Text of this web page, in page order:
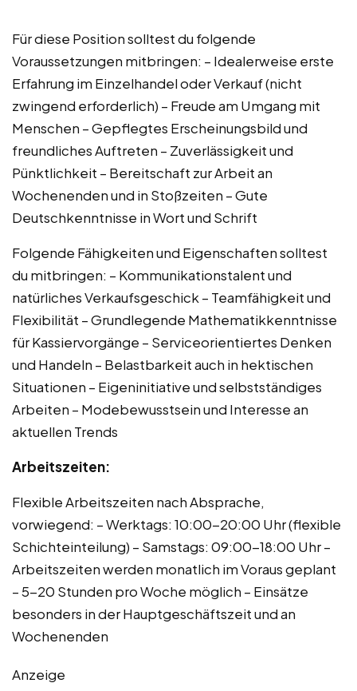
Für diese Position solltest du folgende
Voraussetzungen mitbringen: – Idealerweise erste
Erfahrung im Einzelhandel oder Verkauf (nicht
zwingend erforderlich) – Freude am Umgang mit
Menschen – Gepflegtes Erscheinungsbild und
freundliches Auftreten – Zuverlässigkeit und
Pünktlichkeit – Bereitschaft zur Arbeit an
Wochenenden und in Stoßzeiten – Gute
Deutschkenntnisse in Wort und Schrift
Folgende Fähigkeiten und Eigenschaften solltest
du mitbringen: – Kommunikationstalent und
natürliches Verkaufsgeschick – Teamfähigkeit und
Flexibilität – Grundlegende Mathematikkenntnisse
für Kassiervorgänge – Serviceorientiertes Denken
und Handeln – Belastbarkeit auch in hektischen
Situationen – Eigeninitiative und selbstständiges
Arbeiten – Modebewusstsein und Interesse an
aktuellen Trends
Arbeitszeiten:
Flexible Arbeitszeiten nach Absprache,
vorwiegend: – Werktags: 10:00-20:00 Uhr (flexible
Schichteinteilung) – Samstags: 09:00-18:00 Uhr –
Arbeitszeiten werden monatlich im Voraus geplant
– 5-20 Stunden pro Woche möglich – Einsätze
besonders in der Hauptgeschäftszeit und an
Wochenenden
Anzeige